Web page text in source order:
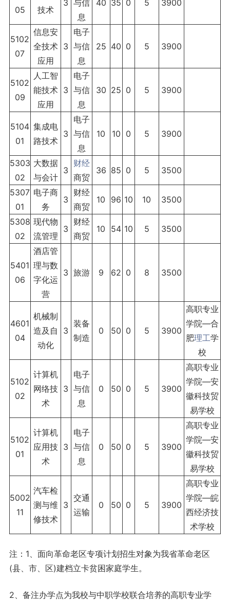
05
技术
3 与信
息
40 35 0 5 3900
5102
07
信息安
全技术
应用
3
电子
与信
息
25 40 0 5 3900
5102
09
人工智
能技术
应用
3
电子
与信
息
30 25 0 5 3900
5104
01
集成电
路技术
3
电子
与信
息
10 10 0 5 3900
5303
02
大数据
与会计
3
财经
商贸
36 85 0 5 3500
5307
01
电子商
务
3
财经
商贸
10 96 10 10 3500
5308
02
现代物
流管理
3
财经
商贸
10 54 10 5 3500
5401
06
酒店管
理与数
字化运
营
3 旅游 9 62 0 8 3500
4601
04
机械制
造及自
动化
3
装备
制造
0 50 0 5 3900
高职专业
学院—合
肥理工学
校
5102
02
计算机
网络技
术
3
电子
与信
息
0 50 0 5 3900
高职专业
学院—安
徽科技贸
易学校
5102
01
计算机
应用技
术
3
电子
与信
息
0 50 0 5 3900
高职专业
学院—安
徽科技贸
易学校
5002
11
汽车检
测与维
修技术
3
交通
运输
0 50 0 5 3900
高职专业
学院—皖
西经济技
术学校
注：1、面向革命老区专项计划招生对象为我省革命老区
(县、市、区)建档立卡贫困家庭学生。
2、备注办学点为我校与中职学校联合培养的高职专业学